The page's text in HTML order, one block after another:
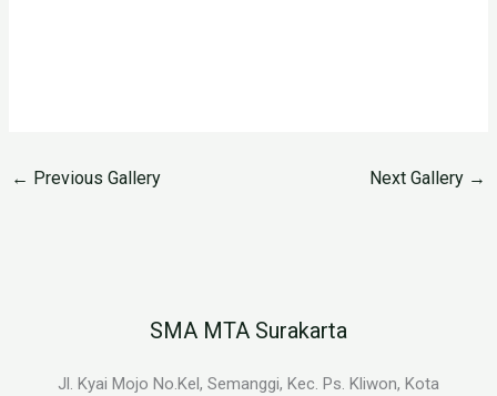
← Previous Gallery Next Gallery →
SMA MTA Surakarta
Jl. Kyai Mojo No.Kel, Semanggi, Kec. Ps. Kliwon, Kota